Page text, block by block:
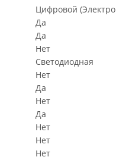
Цифровой
Да
Да
Нет
Светодиодная
Нет
Да
Нет
Да
Нет
Нет
Нет